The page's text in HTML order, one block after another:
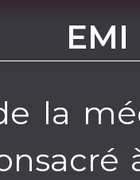
EMI
la